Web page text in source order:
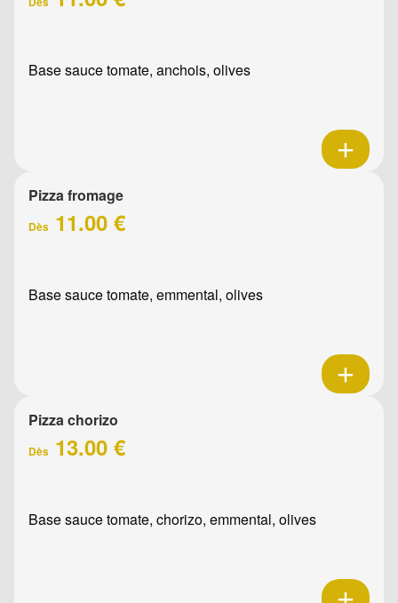
Base sauce tomate, anchois, olives
Pizza fromage
Dès 11.00 €
Base sauce tomate, emmental, olives
Pizza chorizo
Dès 13.00 €
Base sauce tomate, chorizo, emmental, olives